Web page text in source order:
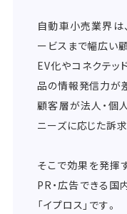
自動車小売業界は
ービスまで幅広い
EV化やコネクテッ
品の情報発信力が
顧客層が法人・個
ニーズに応じた訴
そこで効果を発揮
PR・広告できる国
「イプロス」です。